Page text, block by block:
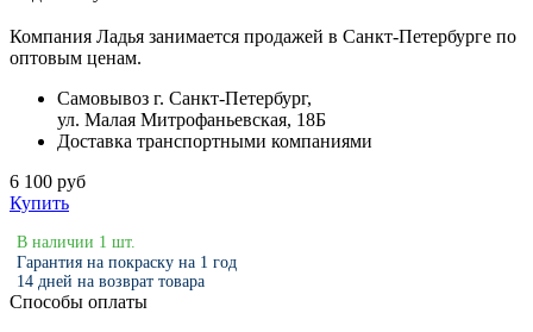
Компания Ладья занимается продажей в Санкт-Петербурге по
оптовым ценам.
Самовывоз г. Санкт-Петербург,
ул. Малая Митрофаньевская, 18Б
Доставка транспортными компаниями
6 100 руб
Купить
В наличии 1 шт.
Гарантия на покраску на 1 год
14 дней на возврат товара
Способы оплаты